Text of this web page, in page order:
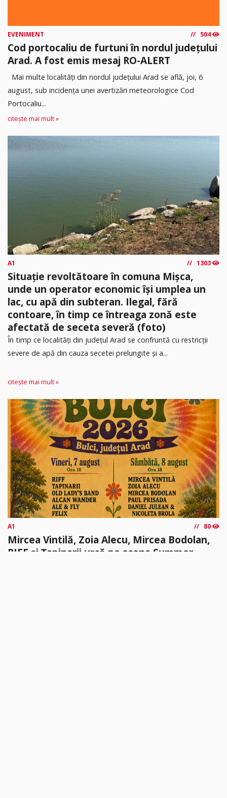
EVENIMENT 504
Cod portocaliu de furtuni în nordul județului
Arad. A fost emis mesaj RO-ALERT
Mai multe localități din nordul județului Arad se află, joi, 6
august, sub incidența unei avertizări meteorologice Cod
Portocaliu...
citește mai mult »
A1 1303
Situație revoltătoare în comuna Mișca,
unde un operator economic își umplea un
lac, cu apă din subteran. Ilegal, fără
contoare, în timp ce întreaga zonă este
afectată de seceta severă (foto)
În timp ce localități din județul Arad se confruntă cu restricții
severe de apă din cauza secetei prelungite și a...
citește mai mult »
A1 80
Mircea Vintilă, Zoia Alecu, Mircea Bodolan,
RIFF și Țapinarii urcă pe scena Summer